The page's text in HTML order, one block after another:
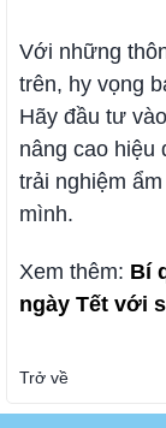
Với những
trên, hy vọng
Hãy đầu tư
nâng cao hiệu
trải nghiệm
mình.
Xem thêm: Bí
ngày Tết với
Trở về